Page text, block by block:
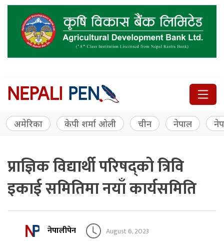
अमेरिका केपी शर्मा ओली चीन नेपाल
प्राज्ञिक विद्यार्थी परिषद्को त्रिवि
इकाई समितिमा नयाँ कार्यसमिति
नेपालीपेन August 6, 2023